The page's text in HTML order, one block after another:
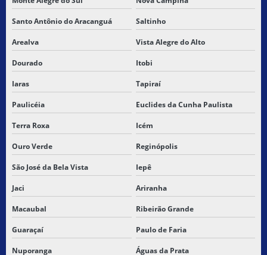
Santo Antônio do Aracanguá Saltinho
Arealva Vista Alegre do Alto
Dourado Itobi
Iaras Tapiraí
Paulicéia Euclides da Cunha Paulista
Terra Roxa Icém
Ouro Verde Reginópolis
São José da Bela Vista Iepê
Jaci Ariranha
Macaubal Ribeirão Grande
Guaraçaí Paulo de Faria
Nuporanga Águas da Prata